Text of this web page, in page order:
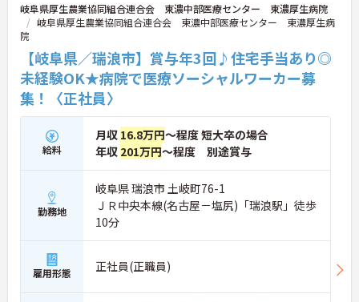
岐阜県厚生農業協同組合連合会 東濃中部医療センター 東濃厚生病院
岐阜県厚生農業協同組合連合会 東濃中部医療センター 東濃厚生病
院
【岐阜県／瑞浪市】賞与年3回♪住宅手当あり◎
未経験OK★病院で医療ソーシャルワーカー募
集！〈正社員〉
給料
月収 16.8万円～程度 短大卒の場合
年収 201万円～程度 別途賞与
勤務地
岐阜県 瑞浪市 土岐町76-1
ＪＲ中央本線(名古屋－塩尻)「瑞浪駅」徒歩
10分
雇用形態 正社員(正職員)